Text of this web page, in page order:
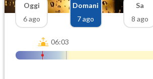
Oggi
6 ago
Domani
7 ago
Sa
8 ago
06:03